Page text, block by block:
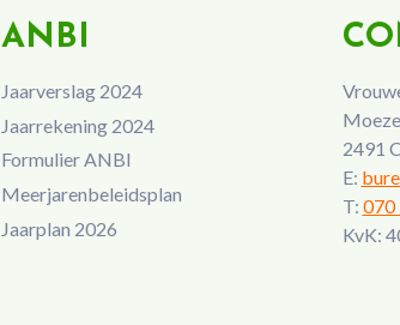
ANBI
Jaarverslag 2024
Jaarrekening 2024
Formulier ANBI
Meerjarenbeleidsplan
Jaarplan 2026
2491
E:
T: 070
KvK: